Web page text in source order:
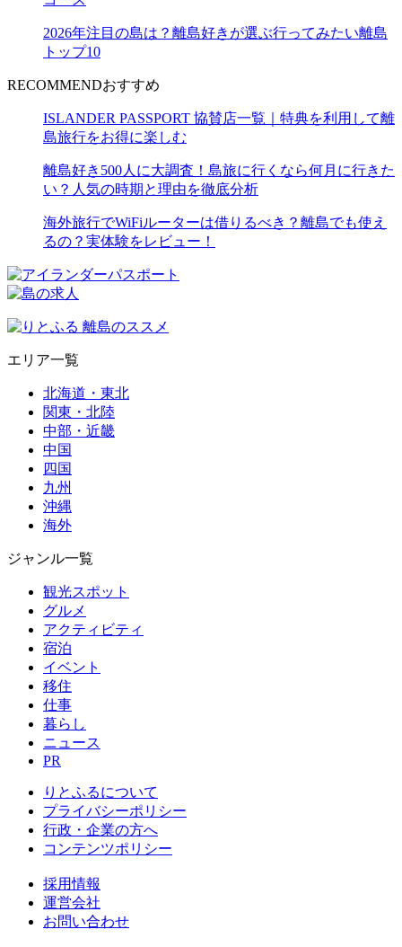
2026年注目の島は？離島好きが選ぶ行ってみたい離島
トップ10
RECOMMENDおすすめ
ISLANDER PASSPORT 協賛店一覧｜特典を利用して離
島旅行をお得に楽しむ
離島好き500人に大調査！島旅に行くなら何月に行きた
い？人気の時期と理由を徹底分析
海外旅行でWiFiルーターは借りるべき？離島でも使え
るの？実体験をレビュー！
エリア一覧
北海道・東北
関東・北陸
中部・近畿
中国
四国
九州
沖縄
海外
ジャンル一覧
観光スポット
グルメ
アクティビティ
宿泊
イベント
移住
仕事
暮らし
ニュース
PR
りとふるについて
プライバシーポリシー
行政・企業の方へ
コンテンツポリシー
採用情報
運営会社
お問い合わせ